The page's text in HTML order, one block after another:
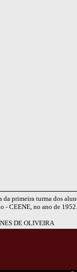
da primeira turma dos
- CEENE, no ano de 1952.
DE OLIVEIRA